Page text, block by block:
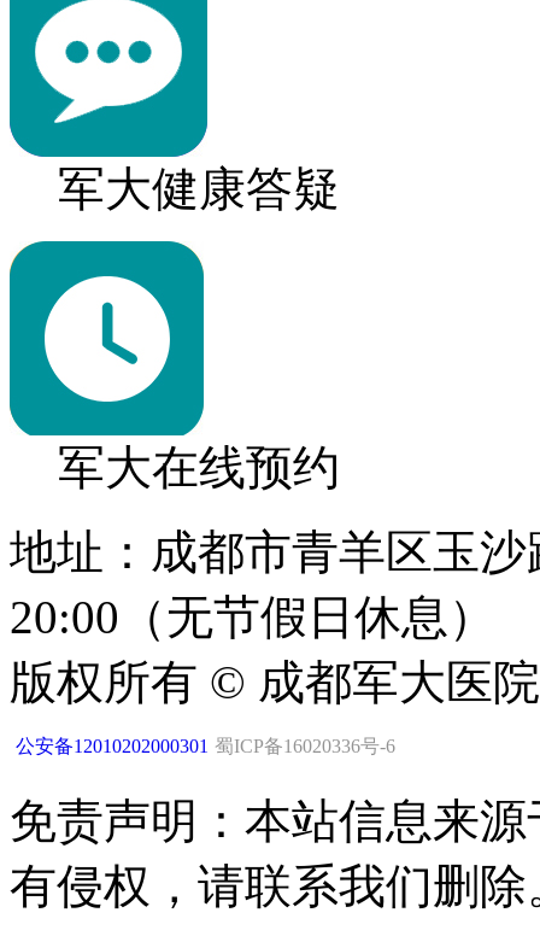
军大健康答疑
军大在线预约
地址：成都市青羊区玉
20:00（无节假日休息）
版权所有 © 成都军大医
公安备12010202000301 蜀ICP备16020336号-6
免责声明：本站信息来
有侵权，请联系我们删除